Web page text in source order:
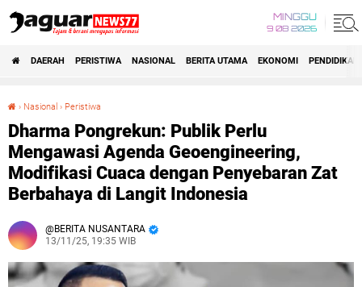
MINGGU
9 08 2026
DAERAH PERISTIWA NASIONAL BERITA UTAMA EKONOMI PENDIDIKAN
› Nasional › Peristiwa
Dharma Pongrekun: Publik Perlu
Mengawasi Agenda Geoengineering,
Modifikasi Cuaca dengan Penyebaran Zat
Berbahaya di Langit Indonesia
BERITA NUSANTARA
13/11/25, 19:35 WIB